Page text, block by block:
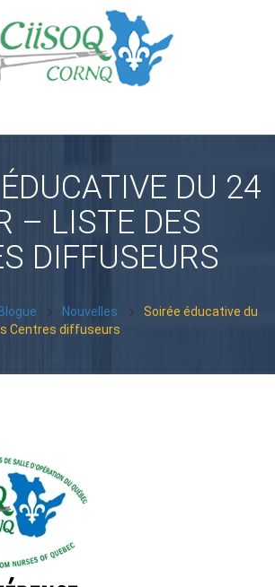
DU 24
– LISTE DES
DIFFUSEURS
Blogue Nouvelles
Soirée éducative du
Centres diffuseurs